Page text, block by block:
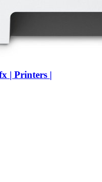
| Printers |